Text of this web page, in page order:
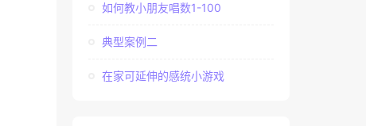
如何教小朋友唱数1-100
典型案例二
在家可延伸的感统小游戏